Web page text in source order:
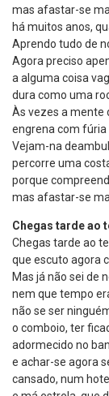
mas afastar-se
há muitos anos,
Aprendo tudo de
Agora preciso
a alguma coisa
dura como uma
Às vezes a mente
engrena com fúria
Vejam-na
percorre uma
porque
mas afastar-se
Chegas tarde ao
Chegas tarde ao
que escuto agora
Mas já não sei de
nem que tempo
não se ser
o comboio, ter
adormecido no
e achar-se agora
cansado, num